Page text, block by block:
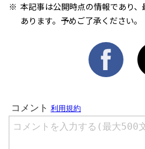
本記事は公開時点の情報であり
あります。予めご了承ください。